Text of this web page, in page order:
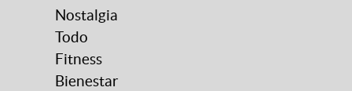
Nostalgia
Todo
Fitness
Bienestar